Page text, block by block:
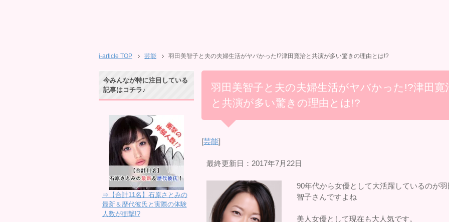
i-article TOP 芸能 羽田美智子と夫の夫婦生活がヤバかった!?津田寛治と共演が多い驚きの理由とは!?
羽田美智子と夫の夫婦生活がヤバかった!?津田寛
と共演が多い驚きの理由とは!?
[芸能]
最終更新日：2017年7月22日
90年代から女優として大活躍しているのが
智子さんですよね
美人女優として現在も大人気です。
今みんなが特に注目している
記事はコチラ♪
⇒【合計11名】石原さとみの
最新＆歴代彼氏と実際の体験
人数が衝撃!?